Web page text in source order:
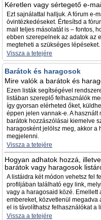
Kéretlen vagy sértegető e-
Ezt sajnálattal halljuk. A fórum e-
óvintézkedéseket. Értesítsd a
mail teljes másolatát is – fontos,
ebben szerepelnek az adatok az
megteheti a szükséges lépéseket.
Vissza a tetejére
Barátok és haragosok
Mire valók a barátok és
Ezen listák segítségével
listában szereplő felhasználók
így gyorsan elérheted őket,
éppen jelen vannak-e. A
barátok hozzászólásai kiemelve
haragosként jelölsz meg, akkor
megjelenni.
Vissza a tetejére
Hogyan adhatok hozzá,
barátok vagy haragosok
A listáidra két módon vehetsz fel
profiljában található egy link,
vagy a haragosaid közé.
embereket, közvetlenül
el is távolíthatsz felhasználókat a
Vissza a tetejére